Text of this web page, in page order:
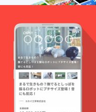
があれ
ば、優
先的に
実装し
ます
※全ての
機能が
実現可
能かは
分かり